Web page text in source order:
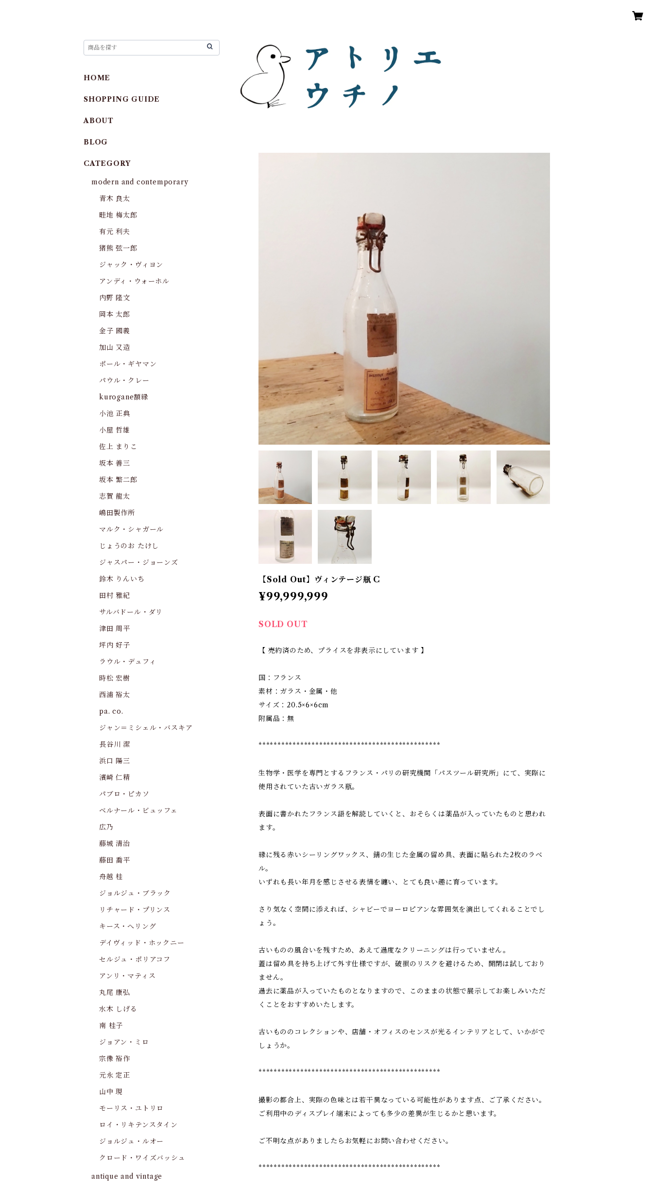
【Sold Out】ヴィンテージ瓶 C
¥99,999,999
SOLD OUT
【 売約済のため、プライスを非表示にしています 】
国：フランス
素材：ガラス・金属・他
サイズ：20.5×6×6cm
附属品：無
************************************************
生物学・医学を専門とするフランス・パリの研究機関「パスツール研究所」にて、実際に
使用されていた古いガラス瓶。
表面に書かれたフランス語を解読していくと、おそらくは薬品が入っていたものと思われ
ます。
縁に残る赤いシーリングワックス、錆の生じた金属の留め具、表面に貼られた2枚のラベ
ル。
いずれも長い年月を感じさせる表情を纏い、とても良い趣に育っています。
さり気なく空間に添えれば、シャビーでヨーロピアンな雰囲気を演出してくれることでし
ょう。
古いものの風合いを残すため、あえて過度なクリーニングは行っていません。
蓋は留め具を持ち上げて外す仕様ですが、破損のリスクを避けるため、開閉は試しており
ません。
過去に薬品が入っていたものとなりますので、このままの状態で展示してお楽しみいただ
くことをおすすめいたします。
古いもののコレクションや、店舗・オフィスのセンスが光るインテリアとして、いかがで
しょうか。
************************************************
撮影の都合上、実際の色味とは若干異なっている可能性があります点、ご了承ください。
ご利用中のディスプレイ端末によっても多少の差異が生じるかと思います。
ご不明な点がありましたらお気軽にお問い合わせください。
************************************************
HOME
SHOPPING GUIDE
ABOUT
BLOG
CATEGORY
modern and contemporary
青木 良太
畦地 梅太郎
有元 利夫
猪熊 弦一郎
ジャック・ヴィヨン
アンディ・ウォーホル
内野 隆文
岡本 太郎
金子 國義
加山 又造
ポール・ギヤマン
パウル・クレー
kurogane額縁
小池 正典
小屋 哲雄
佐上 まりこ
坂本 善三
坂本 繁二郎
志賀 龍太
嶋田製作所
マルク・シャガール
じょうのお たけし
ジャスパー・ジョーンズ
鈴木 りんいち
田村 雅紀
サルバドール・ダリ
津田 周平
坪内 好子
ラウル・デュフィ
時松 宏樹
西浦 裕太
pa. co.
ジャン＝ミシェル・バスキア
長谷川 潔
浜口 陽三
濱崎 仁精
パブロ・ピカソ
ベルナール・ビュッフェ
広乃
藤城 清治
藤田 喬平
舟越 桂
ジョルジュ・ブラック
リチャード・プリンス
キース・へリング
デイヴィッド・ホックニー
セルジュ・ポリアコフ
アンリ・マティス
丸尾 康弘
水木 しげる
南 桂子
ジョアン・ミロ
宗像 裕作
元永 定正
山中 現
モーリス・ユトリロ
ロイ・リキテンスタイン
ジョルジュ・ルオー
クロード・ワイズバッシュ
antique and vintage